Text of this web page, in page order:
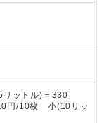
ットル)＝330
円/10枚 小(10リッ